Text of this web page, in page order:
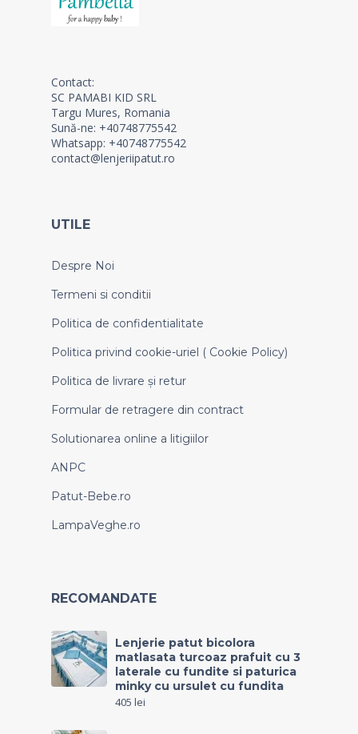
Contact:
SC PAMABI KID SRL
Targu Mures, Romania
Sună-ne: +40748775542
Whatsapp: +40748775542
contact@lenjeriipatut.ro
UTILE
Despre Noi
Termeni si conditii
Politica de confidentialitate
Politica privind cookie-uriel ( Cookie Policy)
Politica de livrare și retur
Formular de retragere din contract
Solutionarea online a litigiilor
ANPC
Patut-Bebe.ro
LampaVeghe.ro
RECOMANDATE
Lenjerie patut bicolora
matlasata turcoaz prafuit cu 3
laterale cu fundite si paturica
minky cu ursulet cu fundita
405 lei